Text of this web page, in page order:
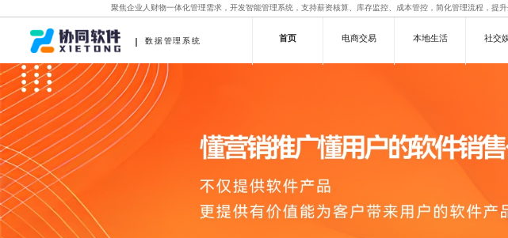
聚焦企业人财物一体化管理需求，开发智能管理系统，支持薪资核算、库存监控、成本管控，简化管理流程，提升
数据管理系统 首页 电商交易 本地生活 社交